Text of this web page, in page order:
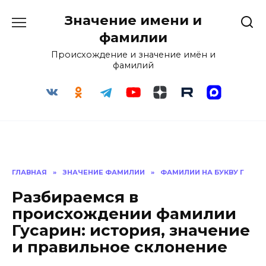
Значение имени и
фамилии
Происхождение и значение имён и
фамилий
ГЛАВНАЯ » ЗНАЧЕНИЕ ФАМИЛИИ » ФАМИЛИИ НА БУКВУ Г
Разбираемся в
происхождении фамилии
Гусарин: история, значение
и правильное склонение